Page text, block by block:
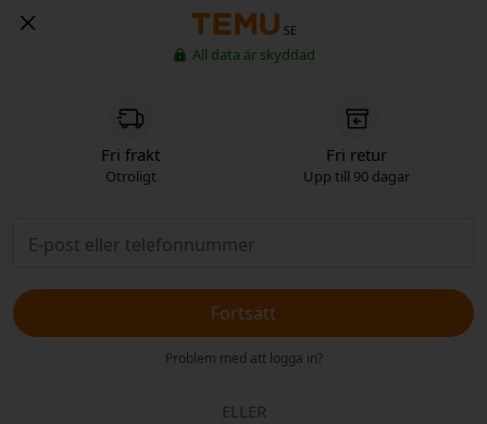
SE
All data är skyddad
Fri frakt
Otroligt
Fri retur
Upp till 90 dagar
Fortsätt
Problem med att logga in?
ELLER